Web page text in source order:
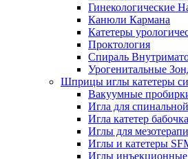
Гинекологические
Канюли Кармана
Катетеры
Проктология
Спираль
Урогенитальные
Шприцы иглы катетеры
Вакуумные
Игла для
Игла катетер
Иглы для
Иглы и катетеры
Иглы инъекционные